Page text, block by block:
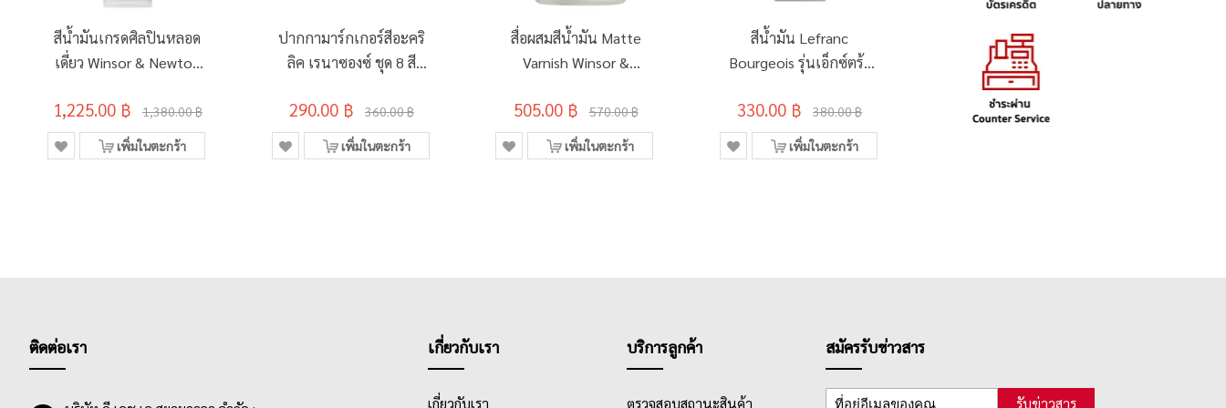
สีน้ำมันเกรดศิลปินหลอด
เดี่ยว Winsor & Newton
Titanium White
1,225.00 ฿ 1,380.00 ฿
เพิ่มในตะกร้า
ปากกามาร์กเกอร์สีอะคริ
ลิค เรนาซองซ์ ชุด 8 สี
290.00 ฿ 360.00 ฿
เพิ่มในตะกร้า
สื่อผสมสีน้ำมัน Matte
Varnish Winsor &
#3039733
505.00 ฿ 570.00 ฿
เพิ่มในตะกร้า
สีน้ำมัน Lefranc
Bourgeois รุ่นเอ็กซ์ตร้า
POTTERY PINK
330.00 ฿ 380.00 ฿
เพิ่มในตะกร้า
สีชอล์กน้ำมันเกรดศิลปิน
เรนาซองซ์ Finesse Series
24 สี
290.00 ฿ 365.00 ฿
ติดต่อเรา เกี่ยวกับเรา
เกี่ยวกับเรา
บริการลูกค้า
ตรวจสอบสถานะสินค้า
สมัครรับข่าวสาร
รับข่าวสาร